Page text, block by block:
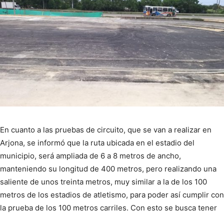
En cuanto a las pruebas de circuito, que se van a realizar en
Arjona, se informó que la ruta ubicada en el estadio del
municipio, será ampliada de 6 a 8 metros de ancho,
manteniendo su longitud de 400 metros, pero realizando una
saliente de unos treinta metros, muy similar a la de los 100
metros de los estadios de atletismo, para poder así cumplir con
la prueba de los 100 metros carriles. Con esto se busca tener